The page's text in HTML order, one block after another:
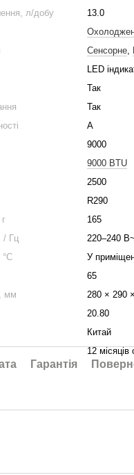
л/добу
13.0
Сенсорне,
LED
Так
Так
A
9000
9000 BTU
2500
R290
165
/ Гц
220–240
°С
У
65
мм
280 × 290
20.80
Китай
12 місяців
Гарантія